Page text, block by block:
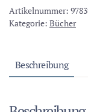
dem
Weg
den
Öko-
Menge
Artikelnummer:
Kategorie: Bücher
Beschreibung